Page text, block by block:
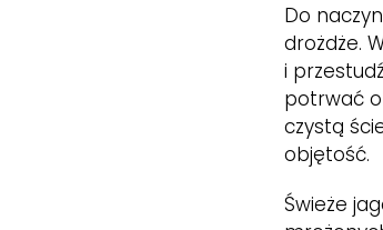
Do
drożdże.
i
potrwać
czystą
objętość.
Świeże